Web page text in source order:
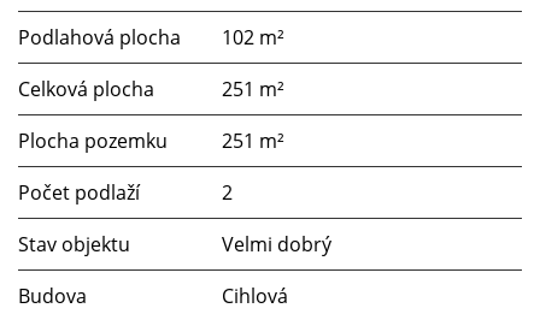
Podlahová plocha
102 m²
Celková plocha
251 m²
Plocha pozemku
251 m²
Počet podlaží
2
Stav objektu
Velmi dobrý
Budova
Cihlová